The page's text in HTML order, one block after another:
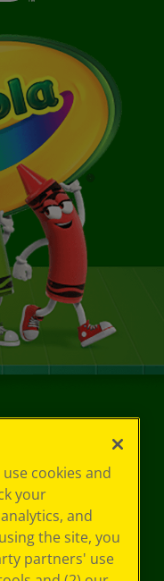
cookies and
your
and
the site, you
partners' use